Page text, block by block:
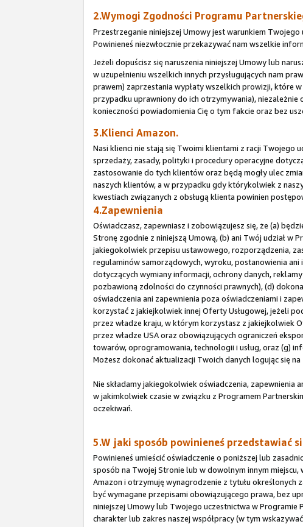
2.Wymogi Zgodności Programu
Przestrzeganie niniejszej Umowy jest warunkiem
Powinieneś niezwłocznie przekazywać nam wszelkie
Jeżeli dopuścisz się naruszenia niniejszej Umowy lub
w uzupełnieniu wszelkich innych przysługujących nam
prawem) zaprzestania wypłaty wszelkich prowizji, które
przypadku uprawniony do ich otrzymywania), niezależnie
konieczności powiadomienia Cię o tym fakcie oraz bez
3.Klienci Amazon.
Nasi klienci nie stają się Twoimi klientami z racji Twojego
sprzedaży, zasady, polityki i procedury operacyjne
zastosowanie do tych klientów oraz będą mogły ulec
naszych klientów, a w przypadku gdy którykolwiek z
kwestiach związanych z obsługą klienta powinien
4.Zapewnienia
Oświadczasz, zapewniasz i zobowiązujesz się, że (a)
Stronę zgodnie z niniejszą Umową, (b) ani Twój udział w
jakiegokolwiek przepisu ustawowego, rozporządzenia,
regulaminów samorządowych, wyroku, postanowienia
dotyczących wymiany informacji, ochrony danych,
pozbawioną zdolności do czynności prawnych), (d)
oświadczenia ani zapewnienia poza oświadczeniami i
korzystać z jakiejkolwiek innej Oferty Usługowej, jeżeli
przez władze kraju, w którym korzystasz z jakiejkolwiek
przez władze USA oraz obowiązujących ograniczeń
towarów, oprogramowania, technologii i usług, oraz (g)
Możesz dokonać aktualizacji Twoich danych logując się
Nie składamy jakiegokolwiek oświadczenia,
w jakimkolwiek czasie w związku z Programem
oczekiwań.
5.W jaki sposób powinieneś przedstawiać
Powinieneś umieścić oświadczenie o poniższej lub
sposób na Twojej Stronie lub w dowolnym innym
Amazon i otrzymuję wynagrodzenie z tytułu określonych
być wymagane przepisami obowiązującego prawa, bez
niniejszej Umowy lub Twojego uczestnictwa w
charakter lub zakres naszej współpracy (w tym